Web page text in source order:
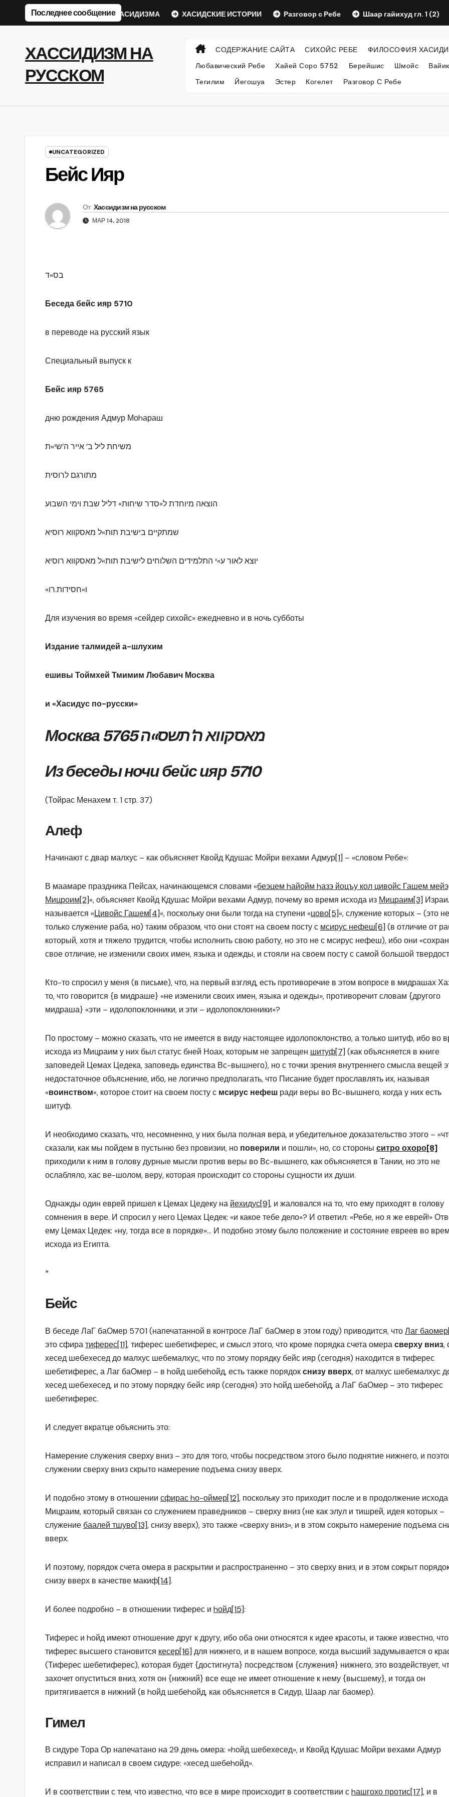
Перейти
Последнее сообщение
ФИЛОСОФИЯ ХАСИДИЗМА ХАСИДСКИЕ ИСТОРИИ Разговор с Ребе Шаар гайихуд гл. 1 (2)
ХАССИДИЗМ НА
РУССКОМ
СОДЕРЖАНИЕ САЙТА СИХОЙС РЕБЕ
ФИЛОСОФИЯ
Любавический Ребе
Хайей Соро 5752 Берейшис Шмойс
Тегилим
Йегошуа Эстер Когелет Разговор С Ребе
UNCATEGORIZED
Бейс Ияр
От Хассидизм на русском
МАР 14, 2018
בס»ד
Беседа бейс ияр 5710
в переводе на русский язык
Специальный выпуск к
Бейс ияр 5765
дню рождения Адмур Моhараш
משיחת ליל ב’ אייר ה’שי»ת
מתורגם לרוסית
הוצאה מיוחדת ל»סדר שיחות» דליל שבת וימי השבוע
שמתקיים בישיבת תות»ל מאסקווא רוסיא
יוצא לאור ע»י התלמידים השלוחים לישיבת תות»ל מאסקווא רוסיא
ו»חסידות.רו»
Для изучения во время «сейдер сихойс» ежедневно и в ночь субботы
Издание талмидей а-шлухим
ешивы Тоймхей Тмимим Любавич Москва
и «Хасидус по-русски»
Москва 5765 מאסקווא ה’תשס»ה
Из беседы ночи бейс ияр 5710
(Тойрас Менахем т. 1 стр. 37)
Алеф
Начинают с двар малхус – как объясняет Квойд Кдушас Мойри вехами Адмур[1] – «словом Ребе»:
В маамаре праздника Пейсах, начинающемся словами «беэцем hайойм hазэ йоцъу кол цивойс Гашем
Мицроим[2]«, объясняет Квойд Кдушас Мойри вехами Адмур, почему во время исхода из Мицраим[3]
называется «Цивойс Гашем[4]«, поскольку они были тогда на ступени «цово[5]«, служение которых – (это не
только служение раба, но) таким образом, что они стоят на своем посту с мсирус нефеш[6] (в отличие от
который, хотя и тяжело трудится, чтобы исполнить свою работу, но это не с мсирус нефеш), ибо они
свое отличие, не изменили своих имен, языка и одежды, и стояли на своем посту с самой большой
Кто-то спросил у меня (в письме), что, на первый взгляд, есть противоречие в этом вопросе в мидрашах
то, что говорится {в мидраше} «не изменили своих имен, языка и одежды», противоречит словам {другого
мидраша} «эти – идолопоклонники, и эти – идолопоклонники»?
По простому – можно сказать, что не имеется в виду настоящее идолопоклонство, а только шитуф, ибо во
исхода из Мицраим у них был статус бней Ноах, которым не запрещен шитуф[7] (как объясняется в книге
заповедей Цемах Цедека, заповедь единства Вс-вышнего), но с точки зрения внутреннего смысла вещей
недостаточное объяснение, ибо, не логично предполагать, что Писание будет прославлять их, называя
«воинством«, которое стоит на своем посту с мсирус нефеш ради веры во Вс-вышнего, когда у них есть
шитуф.
И необходимо сказать, что, несомненно, у них была полная вера, и убедительное доказательство этого –
сказали, как мы пойдем в пустыню без провизии, но поверили и пошли», но, со стороны ситро охоро[8]
приходили к ним в голову дурные мысли против веры во Вс-вышнего, как объясняется в Тании, но это не
ослабляло, хас ве-шолом, веру, которая происходит со стороны сущности их души.
Однажды один еврей пришел к Цемах Цедеку на йехидус[9], и жаловался на то, что ему приходят в голову
сомнения в вере. И спросил у него Цемах Цедек: «и какое тебе дело»? И ответил: «Ребе, но я же еврей!»
ему Цемах Цедек: «ну, тогда все в порядке»… И подобно этому было положение и состояние евреев во
исхода из Египта.
*
Бейс
В беседе ЛаГ баОмер 5701 (напечатанной в контросе ЛаГ баОмер в этом году) приводится, чтоЛаг баомер
это сфиратиферес[11], тиферес шебетиферес, и смысл этого, что кроме порядка счета омерасверху вниз,
хесед шебехесед до малхус шебемалхус, что по этому порядку бейс ияр (сегодня) находится в тиферес
шебетиферес, а Лаг баОмер – в hойд шебеhойд, есть также порядокснизу вверх, от малхус шебемалхус
хесед шебехесед, и по этому порядку бейс ияр (сегодня) это hойд шебеhойд, а ЛаГ баОмер – это тиферес
шебетиферес.
И следует вкратце объяснить это:
Намерение служения сверху вниз – это для того, чтобы посредством этого было поднятие нижнего, и
служении сверху вниз скрыто намерение подъема снизу вверх.
И подобно этому в отношении сфирас hо-оймер[12], поскольку это приходит после и в продолжение
Мицраим, который связан со служением праведников – сверху вниз (не как элул и тишрей, идея которых –
служение баалей тшуво[13], снизу вверх), это также «сверху вниз», и в этом сокрыто намерение подъема
вверх.
И поэтому, порядок счета омера в раскрытии и распространенно – это сверху вниз, и в этом сокрыт
снизу вверх в качестве макиф[14].
И более подробно – в отношении тиферес и hойд[15]:
Тиферес и hойд имеют отношение друг к другу, ибо оба они относятся к идее красоты, и также известно, что
тиферес высшего становится кесер[16] для нижнего, и в нашем вопросе, когда высший задумывается о
(Тиферес шебетиферес), которая будет {достигнута} посредством {служения} нижнего, это воздействует,
захочет опуститься вниз, хотя он {нижний} все еще не имеет отношение к нему {высшему}, и тогда он
притягивается в нижний (в hойд шебеhойд, как объясняется в Сидур, Шаар лаг баомер).
Гимел
В сидуре Тора Ор напечатано на 29 день омера: «hойд шебехесед», и Квойд Кдушас Мойри вехами Адмур
исправил и написал в своем сидуре: «хесед шебеhойд».
И в соответствии с тем, что известно, что все в мире происходит в соответствии сhашгохо протис[17], и в